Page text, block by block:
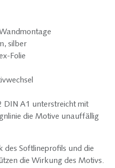
silber
Folie
DIN A1 unterstreicht mit
die Motive unauffällig
des Softlineprofils und die
die Wirkung des Motivs.